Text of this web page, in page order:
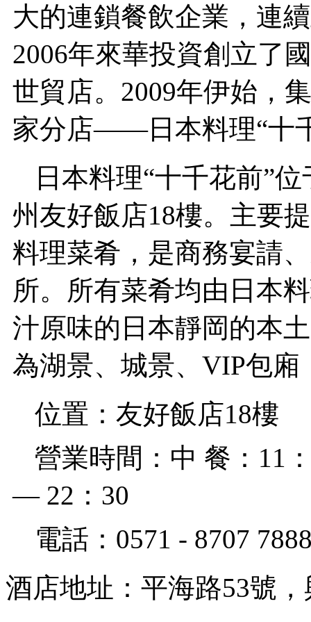
大的連鎖餐飲企業，連
2006年來華投資創立了
世貿店。2009年伊始，
家分店——日本料理“十
日本料理“十千花前”
州友好飯店18樓。主要
料理菜肴，是商務宴請
所。所有菜肴均由日本
汁原味的日本靜岡的本
為湖景、城景、VIP包
位置：友好飯店18樓
營業時間：中 餐：11
— 22：30
電話：0571 - 8707
酒店地址：平海路53號